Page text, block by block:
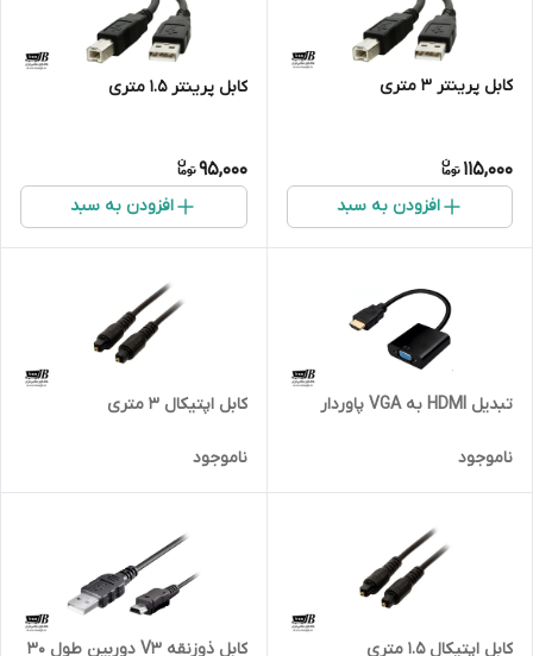
کابل پرینتر 3 متری
115,000
افزودن به سبد
کابل پرینتر 1.5 متری
95,000
افزودن به سبد
تبدیل HDMI به VGA پاوردار
ناموجود
کابل اپتیکال 3 متری
ناموجود
کابل اپتیکال 1.5 متری
کابل ذوزنقه V3 دوربین طول 30